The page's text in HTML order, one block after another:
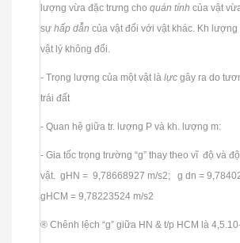
lượng vừa đặc trưng cho quán tính của vật
sự hấp dẫn của vật đối với vật khác. Kh
vật lý không đổi.
- Trọng lượng của một vật là lực gây ra do
trái đất
- Quan hệ giữa tr. lượng P và kh. lượng
- Gia tốc trọng trường “g” thay theo vĩ độ và
vật. gHN = 9,78668927 m/s2; g dn =
gHCM = 9,78223524 m/s2
® Chênh lệch “g” giữa HN & t/p HCM là